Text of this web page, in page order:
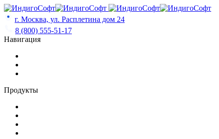
Skip
to
content
г. Москва, ул. Расплетина дом 24
8 (800) 555-51-17
Навигация
Продукты